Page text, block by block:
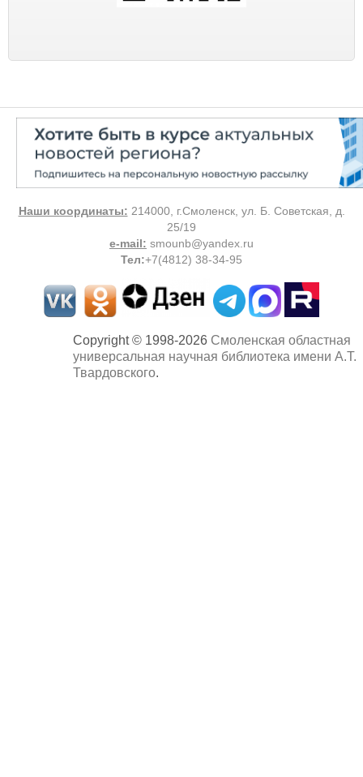
Наши координаты: 214000, г.Смоленск, ул. Б. Советская, д.
25/19
e-mail: smounb@yandex.ru
Тел:+7(4812) 38-34-95
Copyright © 1998-2026 Смоленская областная
универсальная научная библиотека имени А.Т.
Твардовского.